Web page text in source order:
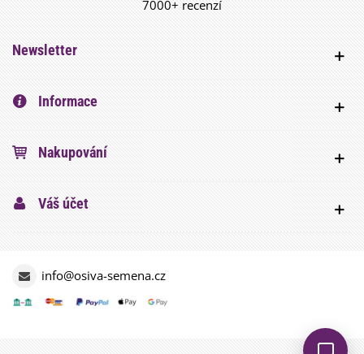
7000+ recenzí
Newsletter
Informace
Nakupování
Váš účet
info@osiva-semena.cz